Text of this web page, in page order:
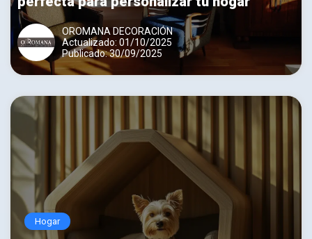
OROMANA DECORACIÓN
Actualizado: 01/10/2025
Publicado: 30/09/2025
Hogar